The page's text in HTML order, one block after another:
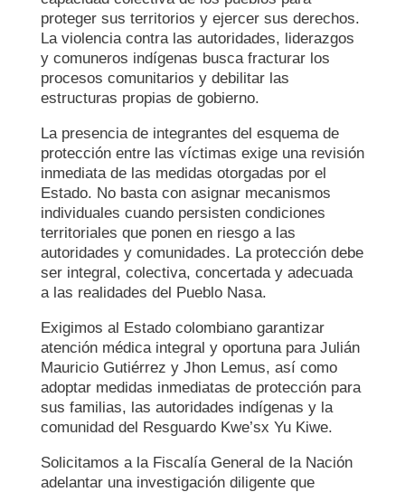
proteger sus territorios y ejercer sus derechos.
La violencia contra las autoridades, liderazgos
y comuneros indígenas busca fracturar los
procesos comunitarios y debilitar las
estructuras propias de gobierno.
La presencia de integrantes del esquema de
protección entre las víctimas exige una revisión
inmediata de las medidas otorgadas por el
Estado. No basta con asignar mecanismos
individuales cuando persisten condiciones
territoriales que ponen en riesgo a las
autoridades y comunidades. La protección debe
ser integral, colectiva, concertada y adecuada
a las realidades del Pueblo Nasa.
Exigimos al Estado colombiano garantizar
atención médica integral y oportuna para Julián
Mauricio Gutiérrez y Jhon Lemus, así como
adoptar medidas inmediatas de protección para
sus familias, las autoridades indígenas y la
comunidad del Resguardo Kwe’sx Yu Kiwe.
Solicitamos a la Fiscalía General de la Nación
adelantar una investigación diligente que